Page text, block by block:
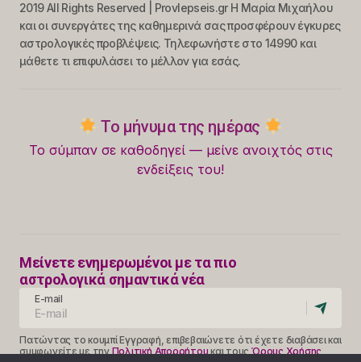
2019 All Rights Reserved | Provlepseis.gr Η Μαρία Μιχαήλου
και οι συνεργάτες της καθημερινά σας προσφέρουν έγκυρες
αστρολογικές προβλέψεις. Τηλεφωνήστε στο 14990 και
μάθετε τι επιφυλάσει το μέλλον για εσάς.
Το μήνυμα της ημέρας
Το σύμπαν σε καθοδηγεί — μείνε ανοιχτός στις
ενδείξεις του!
Μείνετε ενημερωμένοι με τα πιο
αστρολογικά σημαντικά νέα
E-mail
Πατώντας το κουμπί Εγγραφή, επιβεβαιώνετε ότι έχετε διαβάσει και
συμφωνείτε με τηνΠολιτική Απορρήτουκαι τουςΌρους Χρήσης